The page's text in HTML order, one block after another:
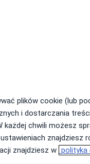
Pon,
10 Sie
Wt,
11 Sie
plików cookie (lub
i dostarczania
każdej chwili możesz
znajdziesz
znajdziesz w polityka